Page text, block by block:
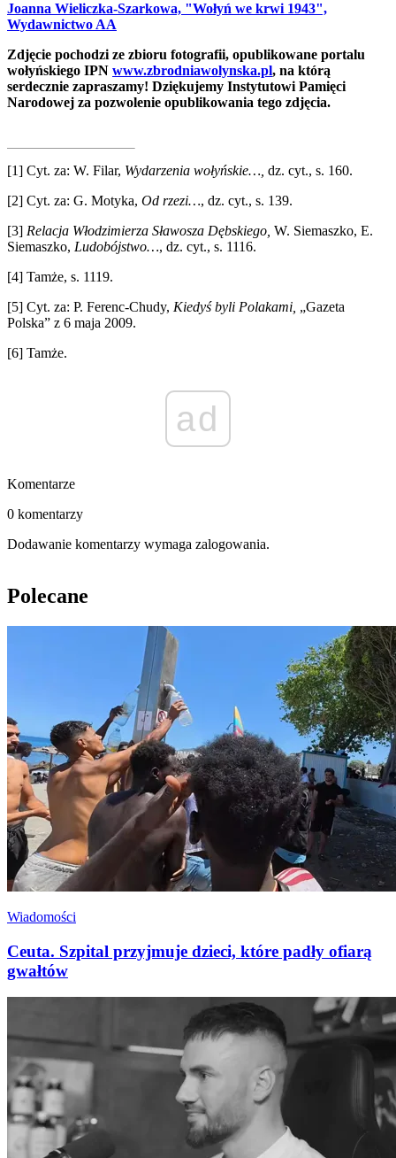
Joanna Wieliczka-Szarkowa, "Wołyń we krwi 1943",
Wydawnictwo AA
Zdjęcie pochodzi ze zbioru fotografii, opublikowane portalu
wołyńskiego IPN www.zbrodniawolynska.pl, na którą
serdecznie zapraszamy! Dziękujemy Instytutowi Pamięci
Narodowej za pozwolenie opublikowania tego zdjęcia.
[1] Cyt. za: W. Filar, Wydarzenia wołyńskie…, dz. cyt., s. 160.
[2] Cyt. za: G. Motyka, Od rzezi…, dz. cyt., s. 139.
[3] Relacja Włodzimierza Sławosza Dębskiego, W. Siemaszko, E.
Siemaszko, Ludobójstwo…, dz. cyt., s. 1116.
[4] Tamże, s. 1119.
[5] Cyt. za: P. Ferenc-Chudy, Kiedyś byli Polakami, „Gazeta
Polska” z 6 maja 2009.
[6] Tamże.
ad
Komentarze
0 komentarzy
Dodawanie komentarzy wymaga zalogowania.
Polecane
Wiadomości
Ceuta. Szpital przyjmuje dzieci, które padły ofiarą
gwałtów